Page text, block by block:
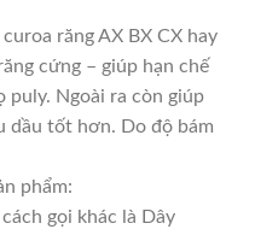
răng AX BX CX hay
cứng – giúp hạn chế
Ngoài ra còn giúp
dầu tốt hơn. Do độ bám
phẩm:
gọi khác là Dây